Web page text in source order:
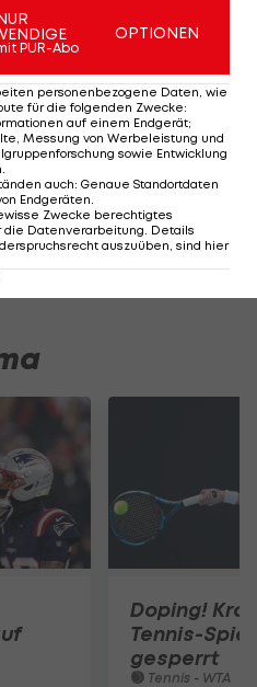
N'Kosi bereits der dritte
Nach der Trennung von
Woche
Kason Martin beim
N'Kosi, seine erste
am Sonntag im
die Munich Ravens.
Doping!
Tennis-
gesperrt
Tennis - WTA
PUR-Abo
OPTIONEN
personenbezogene Daten, wie
für die folgenden Zwecke:
auf einem Endgerät;
Messung von Werbeleistung und
sowie Entwicklung
auch: Genaue Standortdaten
Endgeräten
Zwecke berechtigtes
die Datenverarbeitung. Details
auszuüben, sind hier